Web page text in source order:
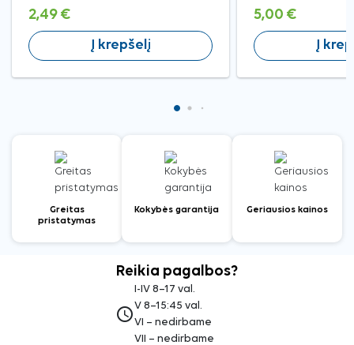
2,49 €
Į krepšelį
5,00 €
Į
Greitas
pristatymas
Kokybės garantija Geriausios kainos
Reikia pagalbos?
access_time
I-IV 8–17 val.
V 8–15:45 val.
VI – nedirbame
VII – nedirbame